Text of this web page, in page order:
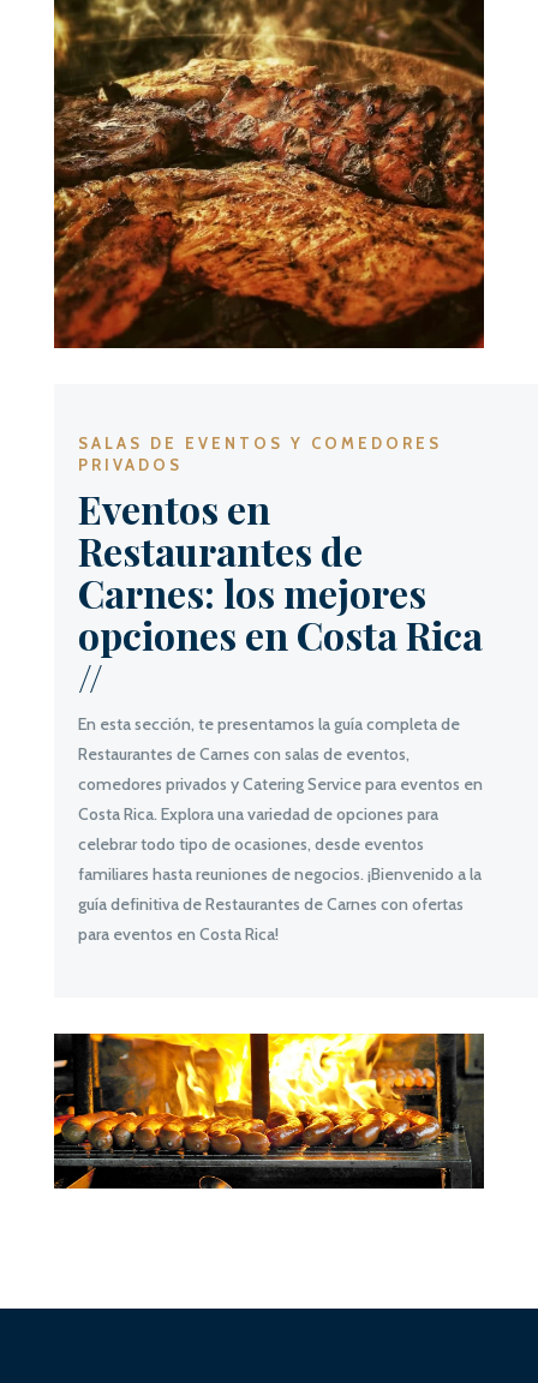
SALAS DE EVENTOS Y COMEDORES
PRIVADOS
Eventos en
Restaurantes de
Carnes: los mejores
opciones en Costa Rica
//
En esta sección, te presentamos la guía completa de
Restaurantes de Carnes con salas de eventos,
comedores privados y Catering Service para eventos en
Costa Rica. Explora una variedad de opciones para
celebrar todo tipo de ocasiones, desde eventos
familiares hasta reuniones de negocios. ¡Bienvenido a la
guía definitiva de Restaurantes de Carnes con ofertas
para eventos en Costa Rica!